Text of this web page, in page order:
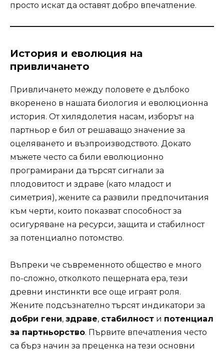
просто искат да оставят добро впечатление.
История и еволюция на
привличането
Привличането между половете е дълбоко
вкоренено в нашата биология и еволюционна
история. От хилядолетия насам, изборът на
партньор е бил от решаващо значение за
оцеляването и възпроизводството. Докато
мъжете често са били еволюционно
програмирани да търсят сигнали за
плодовитост и здраве (като младост и
симетрия), жените са развили предпочитания
към черти, които показват способност за
осигуряване на ресурси, защита и стабилност
за потенциално потомство.
Въпреки че съвременното общество е много
по-сложно, отколкото пещерната ера, тези
древни инстинкти все още играят роля.
Жените подсъзнателно търсят индикатори за
добри гени, здраве, стабилност и потенциал
за партньорство. Първите впечатления често
са бърз начин за преценка на тези основни